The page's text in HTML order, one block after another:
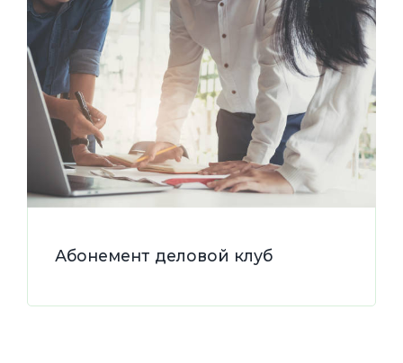
Абонемент деловой клуб
Абонемент деловой клуб
Игровая программа проводится в он-лайн
варианте регулярных 60-минутных игр в
формате делового английского клуба),
отрабатывается деловая лексика и навыки
говорения.
Подробнее